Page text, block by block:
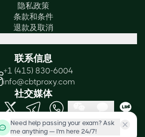
隐私政策
条款和条件
退款及取消
联系信息
+1 (415) 830-6004
info@cbtproxy.com
社交媒体
Need help passing your exam? Ask
me anything — I'm here 24/7!